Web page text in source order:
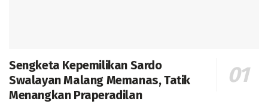
Sengketa Kepemilikan Sardo
Swalayan Malang Memanas, Tatik
Menangkan Praperadilan